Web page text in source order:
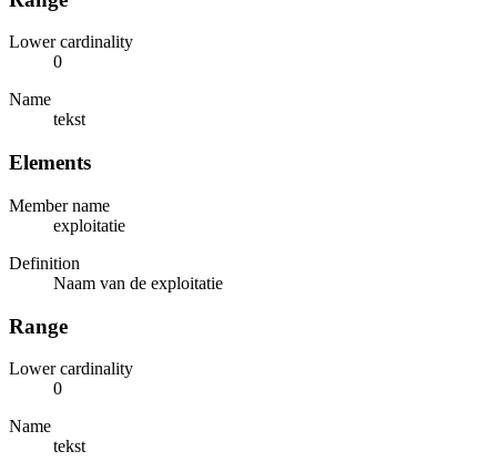
Lower cardinality
0
Name
tekst
Elements
Member name
exploitatie
Definition
Naam van de exploitatie
Range
Lower cardinality
0
Name
tekst